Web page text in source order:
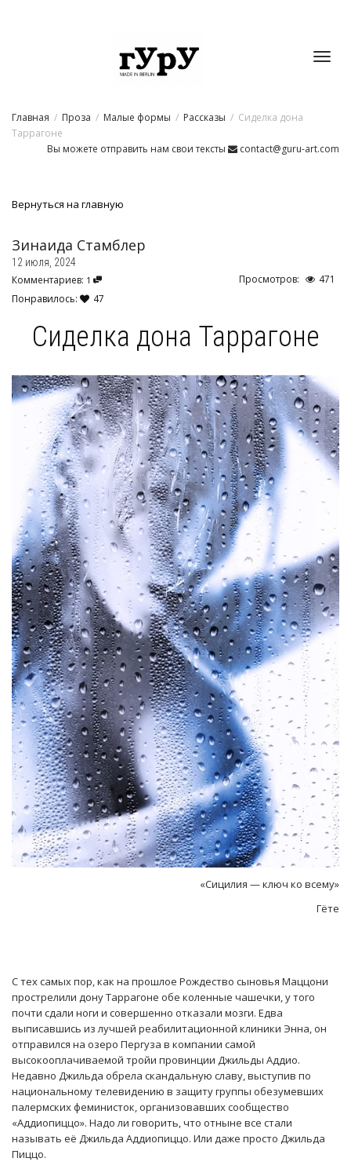
Главная Проза Малые формы Рассказы
Cиделка дона
Таррагоне
Вы можете отправить нам свои тексты
contact@guru-art.com
Вернуться на главную
Зинаида Стамблер
12 июля, 2024
Комментариев: 1 Просмотров:
471
Понравилось:
47
Cиделка дона Таррагоне
«Сицилия — ключ ко всему»
Гёте
С тех самых пор, как на прошлое Рождество сыновья Маццони
прострелили дону Таррагоне обе коленные чашечки, у того
почти сдали ноги и совершенно отказали мозги. Едва
выписавшись из лучшей реабилитационной клиники Энна, он
отправился на озеро Пергуза в компании самой
высокооплачиваемой тройи провинции Джильды Аддио.
Недавно Джильда обрела скандальную славу, выступив по
национальному телевидению в защиту группы обезумевших
палермских феминисток, организовавших сообщество
«Аддиопиццо». Надо ли говорить, что отныне все стали
называть её Джильда Аддиопиццо. Или даже просто Джильда
Пиццо.